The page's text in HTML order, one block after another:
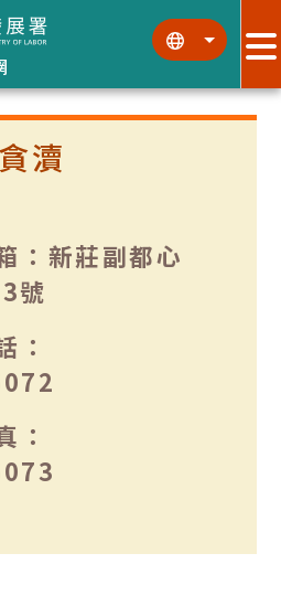
::: :::
瀆
：新莊副都心
號
：
：